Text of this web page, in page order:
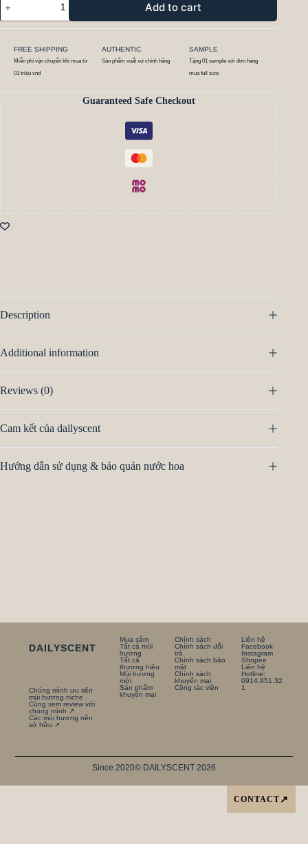
Add to cart
FREE SHIPPING
Miễn phí vận chuyển khi mua từ
01 triệu vnd
AUTHENTIC
Sản phẩm xuất xứ chính hãng
SAMPLE
Tặng 01 sample với đơn hàng
mua full size
Guaranteed Safe Checkout
Description
Additional information
Reviews (0)
Cam kết của dailyscent
Hướng dẫn sử dụng & bảo quản nước hoa
DAILYSCENT
Chúng mình ưu tiên
mùi hương niche
Cùng xem review với
chúng mình ↗
Các mùi hương nên
sở hữu ↗
Mua sắm
Tất cả mùi
hương
Tất cả
thương hiệu
Mùi hương
mới
Sản phẩm
khuyến mại
Chính sách
Chính sách đổi
trà
Chính sách bảo
mật
Chính sách
khuyến mại
Cộng tác viên
Liên hệ
Facebook
Instagram
Shopee
Liên hệ
Hotline:
0914.951.32
1
Since 2020© DAILYSCENT 2026
CONTACT ↗